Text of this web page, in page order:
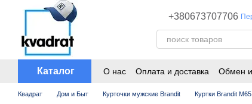
Перейти к основному контенту
+380673707706
Каталог О нас Оплата и доставка Обмен и
Квадрат Дом и Быт Курточки мужские Brandit Куртки Brandit